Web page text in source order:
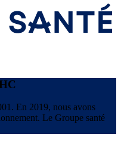
En 2019, nous avons
Le Groupe santé